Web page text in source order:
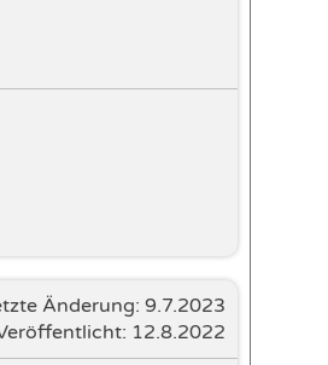
Änderung:9.7.2023
12.8.2022